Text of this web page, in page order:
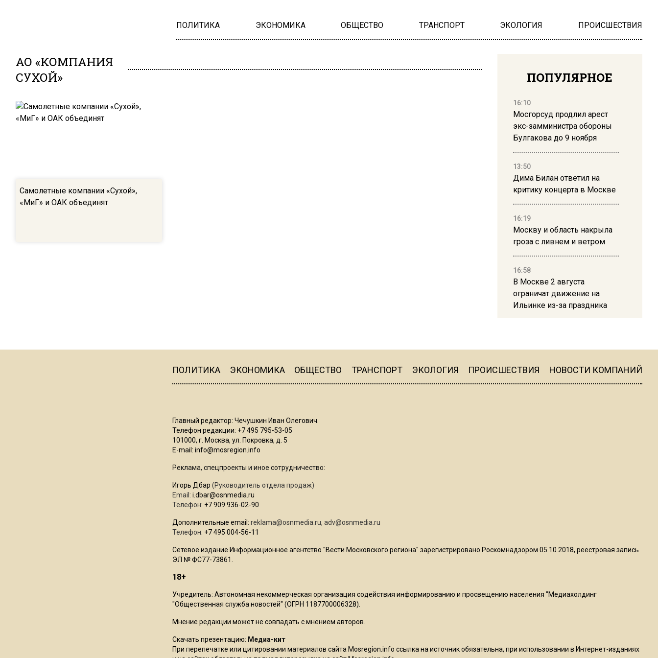
ПОЛИТИКА ЭКОНОМИКА ОБЩЕСТВО ТРАНСПОРТ ЭКОЛОГИЯ ПРОИСШЕСТВИЯ
АО «КОМПАНИЯ
СУХОЙ»
Самолетные компании «Сухой»,
«МиГ» и ОАК объединят
ПОПУЛЯРНОЕ
16:10
Мосгорсуд продлил арест
экс-замминистра обороны
Булгакова до 9 ноября
13:50
Дима Билан ответил на
критику концерта в Москве
16:19
Москву и область накрыла
гроза с ливнем и ветром
16:58
В Москве 2 августа
ограничат движение на
Ильинке из-за праздника
Telegram после обвинений
Роман Терюшков назвал
ПОЛИТИКА ЭКОНОМИКА ОБЩЕСТВО ТРАНСПОРТ ЭКОЛОГИЯ ПРОИСШЕСТВИЯ НОВОСТИ КОМПАНИЙ
Главный редактор: Чечушкин Иван Олегович.
Телефон редакции: +7 495 795-53-05
101000, г. Москва, ул. Покровка, д. 5
E-mail: info@mosregion.info
Реклама, спецпроекты и иное сотрудничество:
Игорь Дбар (Руководитель отдела продаж)
Email: i.dbar@osnmedia.ru
Телефон: +7 909 936-02-90
Дополнительные email: reklama@osnmedia.ru, adv@osnmedia.ru
Телефон: +7 495 004-56-11
Сетевое издание Информационное агентство "Вести Московского региона" зарегистрировано Роскомнадзором 05.10.2018, реестровая запись
ЭЛ № ФС77-73861.
18+
Учредитель: Автономная некоммерческая организация содействия информированию и просвещению населения "Медиахолдинг
"Общественная служба новостей" (ОГРН 1187700006328).
Мнение редакции может не совпадать с мнением авторов.
Скачать презентацию: Медиа-кит
При перепечатке или цитировании материалов сайта Mosregion.info ссылка на источник обязательна, при использовании в Интернет-изданиях